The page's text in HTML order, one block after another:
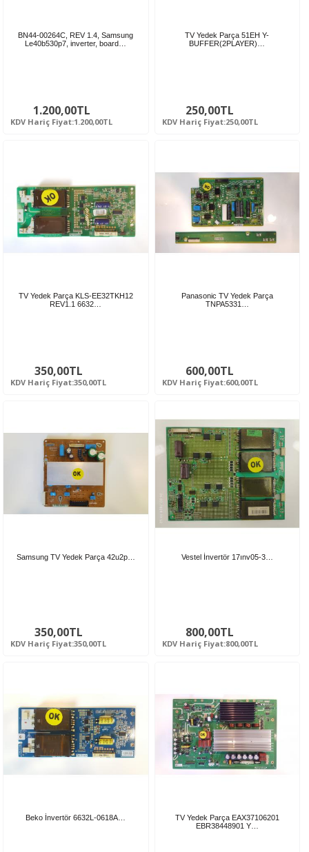
BN44-00264C, REV 1.4, Samsung
Le40b530p7, inverter, board…
1.200,00TL
KDV Hariç Fiyat:1.200,00TL
TV Yedek Parça 51EH Y-
BUFFER(2PLAYER)…
250,00TL
KDV Hariç Fiyat:250,00TL
TV Yedek Parça KLS-EE32TKH12
REV1.1 6632…
350,00TL
KDV Hariç Fiyat:350,00TL
Panasonic TV Yedek Parça
TNPA5331…
600,00TL
KDV Hariç Fiyat:600,00TL
Samsung TV Yedek Parça 42u2p…
350,00TL
KDV Hariç Fiyat:350,00TL
Vestel İnvertör 17ınv05-3…
800,00TL
KDV Hariç Fiyat:800,00TL
Beko İnvertör 6632L-0618A…
TV Yedek Parça EAX37106201
EBR38448901 Y…